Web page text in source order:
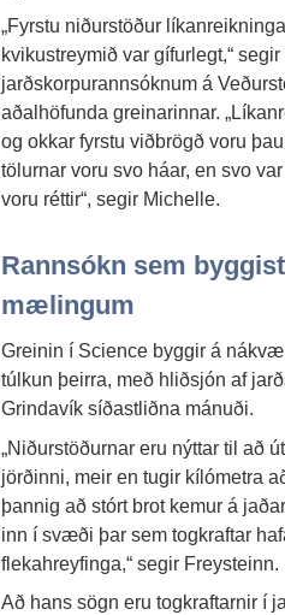
„Fyrstu niðurstöður
kvikustreymið var gífurlegt,“
jarðskorpurannsóknum á
aðalhöfunda greinarinnar.
og okkar fyrstu viðbrögð voru
tölurnar voru svo háar, en svo
voru réttir“, segir Michelle.
Rannsókn sem
mælingum
Greinin í Science byggir á
túlkun þeirra, með hliðsjón af
Grindavík síðastliðna mánuði.
„Niðurstöðurnar eru nýttar til að
jörðinni, meir en tugir kílómetra
þannig að stórt brot kemur á
inn í svæði þar sem togkraftar
flekahreyfinga,“ segir Freysteinn.
Að hans sögn eru togkraftarnir í